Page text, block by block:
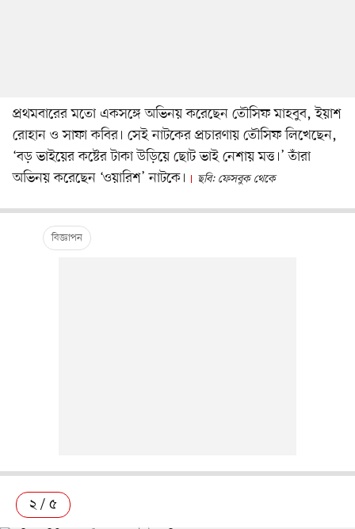
প্রথমবারের মতো একসঙ্গে অভিনয় করেছেন তৌসিফ মাহবুব, ইয়াশ
রোহান ও সাফা কবির। সেই নাটকের প্রচারণায় তৌসিফ লিখেছেন,
‘বড় ভাইয়ের কষ্টের টাকা উড়িয়ে ছোট ভাই নেশায় মত্ত।’ তাঁরা
অভিনয় করেছেন ‘ওয়ারিশ’ নাটকে।
ছবি: ফেসবুক থেকে
২ / ৫